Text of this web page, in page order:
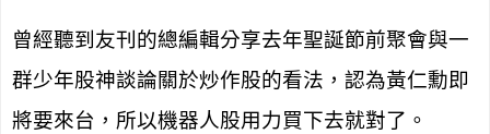
曾經聽到友刊的總編輯分享去年聖誕節前聚會與一
群少年股神談論關於炒作股的看法，認為黃仁勳即
將要來台，所以機器人股用力買下去就對了。